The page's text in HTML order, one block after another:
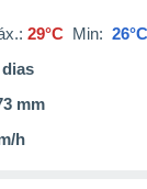
29°C Min: 26°C
dias
mm
h